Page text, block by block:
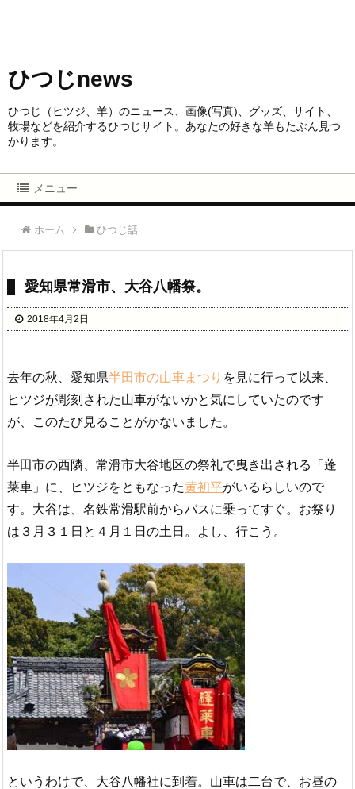
ひつじnews
ひつじ（ヒツジ、羊）のニュース、画像(写真)、グッズ、サイト、
牧場などを紹介するひつじサイト。あなたの好きな羊もたぶん見つ
かります。
メニュー
ホーム ひつじ話
愛知県常滑市、大谷八幡祭。
2018年4月2日
去年の秋、愛知県半田市の山車まつり を見に行って以来、
ヒツジが彫刻された山車がないかと気にしていたのです
が、このたび見ることがかないました。
半田市の西隣、常滑市大谷地区の祭礼で曳き出される「蓬
莱車」に、ヒツジをともなった黄初平がいるらしいので
す。大谷は、名鉄常滑駅前からバスに乗ってすぐ。お祭り
は３月３１日と４月１日の土日。よし、行こう。
というわけで、大谷八幡社に到着。山車は二台で、お昼の